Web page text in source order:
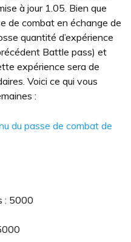
à jour 1.05. Bien que
de combat en échange de
quantité d’expérience
Battle pass) et
expérience sera de
Voici ce qui vous
:
du passe de combat de
: 5000